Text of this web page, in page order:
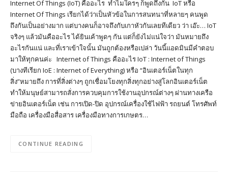
Internet Of Things (IoT) คืออะไร ทำไมใครๆ ก็พูดถึงกัน IoT หรือ
Internet Of Things เรียกได้ว่าเป็นหัวข้อในการสนทนาที่หลายๆ คนพูด
ถึงกันเป็นอย่างมาก แต่บางคนก็อาจถึงกับเกาหัวกันเลยทีเดียว ว่า เอ๊ะ… IoT
จริงๆ แล้วมันคืออะไร ได้ยินเค้าพูดๆ กัน แต่ก็ยังไม่แน่ใจว่า มันหมายถึง
อะไรกันแน่ และที่เราเข้าใจนั้น มันถูกต้องหรือเปล่า วันนี้แอดมินมีคำตอบ
มาให้ทุกคนค่ะ Internet of Things คืออะไร IoT : Internet of Things
(บางทีเรียก IoE : Internet of Everything) หรือ “อินเตอร์เน็ตในทุก
สิ่ง”หมายถึง การที่สิ่งต่างๆ ถูกเชื่อมโยงทุกสิ่งทุกอย่างสู่โลกอินเตอร์เน็ต
ทำให้มนุษย์สามารถสั่งการควบคุมการใช้งานอุปกรณ์ต่างๆ ผ่านทางเครือ
ข่ายอินเตอร์เน็ต เช่น การเปิด-ปิด อุปกรณ์เครื่องใช้ไฟฟ้า รถยนต์ โทรศัพท์
มือถือ เครื่องมือสื่อสาร เครื่องมือทางการเกษตร…
CONTINUE READING